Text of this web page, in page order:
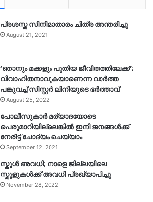
പ്രശസ്ത സിനിമാതാരം ചിത്ര അന്തരിച്ചു
August 21, 2021
‘ഞാനും മക്കളും പുതിയ ജീവിതത്തിലേക്ക്’;
വിവാഹിതനാവുകയാണെന്ന വാർത്ത
പങ്കുവച്ച് സിസ്റ്റർ ലിനിയുടെ ഭർത്താവ്
August 25, 2022
പോലീസുകാര്‍ മര്യാദയോടെ
പെരുമാറിയില്ലെങ്കില്‍ ഇനി ജനങ്ങള്‍ക്ക്
നേരിട്ട് ചോദ്യം ചെയ്യാം
September 12, 2021
സ്കൂൾ അവധി; നാളെ ജില്ലയിലെ
സ്കൂളുകൾക്ക് അവധി പ്രഖ്യാപിച്ചു
November 28, 2022